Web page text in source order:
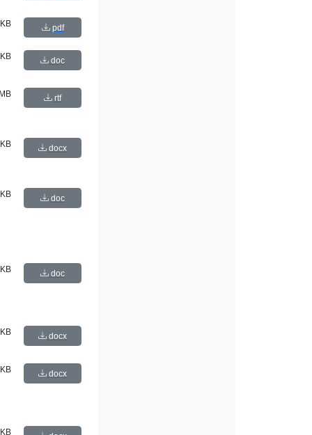
pdf
doc
rtf
docx
doc
doc
docx
docx